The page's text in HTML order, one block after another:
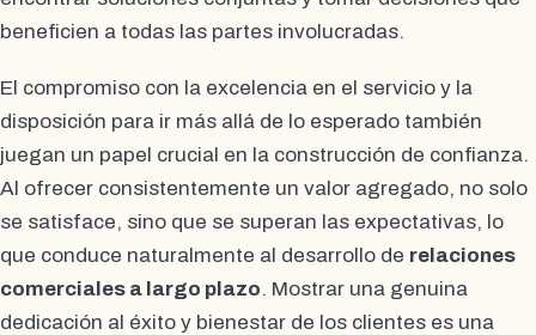
beneficien a todas las partes involucradas.
El compromiso con la excelencia en el servicio y la
disposición para ir más allá de lo esperado también
juegan un papel crucial en la construcción de confianza.
Al ofrecer consistentemente un valor agregado, no solo
se satisface, sino que se superan las expectativas, lo
que conduce naturalmente al desarrollo de relaciones
comerciales a largo plazo. Mostrar una genuina
dedicación al éxito y bienestar de los clientes es una